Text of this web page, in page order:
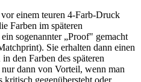
einem teuren 4-Farb-Druck
Farben im späteren
sogenannter „Proof" gemacht
Sie erhalten dann einen
den Farben des späteren
dann von Vorteil, wenn man
kritisch gegenübersteht oder